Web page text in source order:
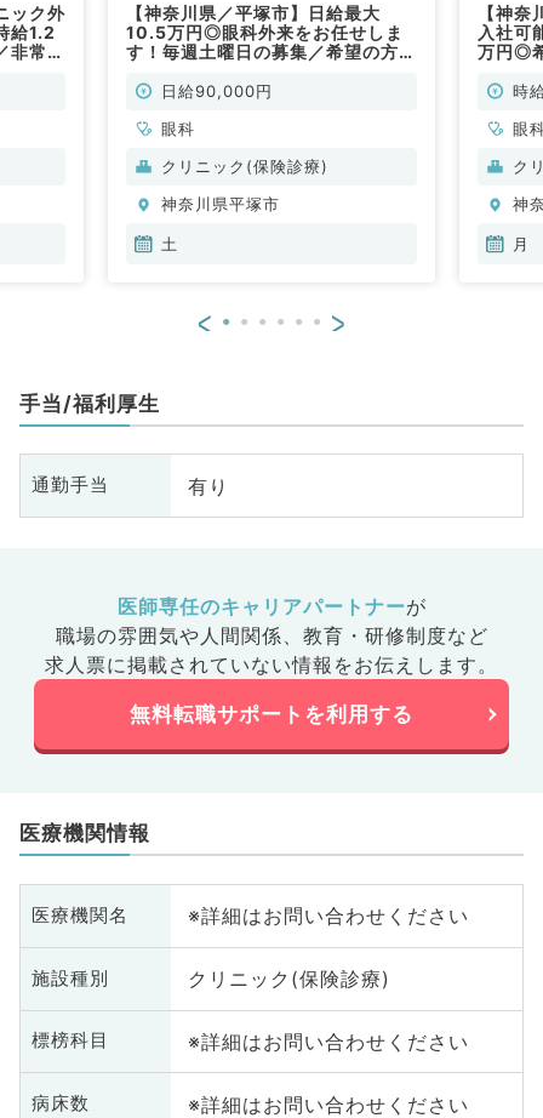
ック外
給1.2
非常
【神奈川県／平塚市】日給最大
10.5万円◎眼科外来をお任せしま
す！毎週土曜日の募集／希望の方は
非常勤）
日給90,000円
眼科
クリニック(保険診療)
神奈川県平塚市
土
【神
入社可
万円◎
／非常
時
眼
ク
神
月
< >
手当/福利厚生
通勤手当 有り
医師専任のキャリアパートナーが
職場の雰囲気や人間関係、 教育・研修制度など
求人票に掲載されていない情報をお伝えします。
無料転職サポートを利用する
医療機関情報
医療機関名 ※詳細はお問い合わせください
施設種別 クリニック(保険診療)
標榜科目 ※詳細はお問い合わせください
病床数 ※詳細はお問い合わせください